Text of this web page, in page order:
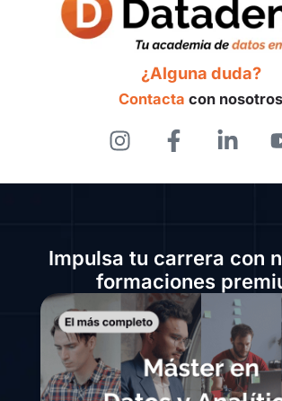
¿Alguna duda?
Contacta con nosotros
Impulsa tu carrera con
formaciones